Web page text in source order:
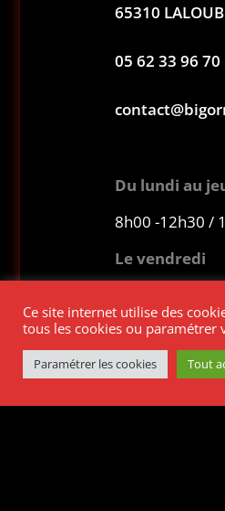
65310
05 62 33 96 70
Du lundi au
8h00 -12h30 /
Le vendredi
Ce site internet utilise des
tous les cookies ou paramétrer
Paramétrer les cookies Tout